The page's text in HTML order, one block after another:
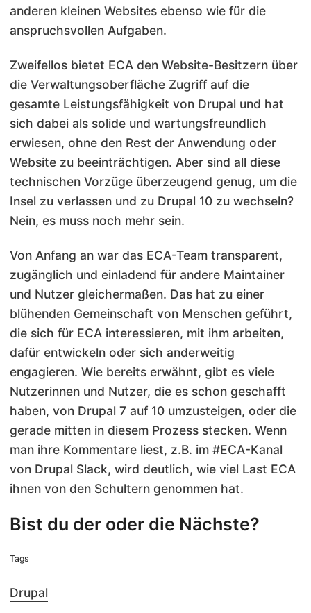
anderen kleinen Websites ebenso wie für die
anspruchsvollen Aufgaben.
Zweifellos bietet ECA den Website-Besitzern über
die Verwaltungsoberfläche Zugriff auf die
gesamte Leistungsfähigkeit von Drupal und hat
sich dabei als solide und wartungsfreundlich
erwiesen, ohne den Rest der Anwendung oder
Website zu beeinträchtigen. Aber sind all diese
technischen Vorzüge überzeugend genug, um die
Insel zu verlassen und zu Drupal 10 zu wechseln?
Nein, es muss noch mehr sein.
Von Anfang an war das ECA-Team transparent,
zugänglich und einladend für andere Maintainer
und Nutzer gleichermaßen. Das hat zu einer
blühenden Gemeinschaft von Menschen geführt,
die sich für ECA interessieren, mit ihm arbeiten,
dafür entwickeln oder sich anderweitig
engagieren. Wie bereits erwähnt, gibt es viele
Nutzerinnen und Nutzer, die es schon geschafft
haben, von Drupal 7 auf 10 umzusteigen, oder die
gerade mitten in diesem Prozess stecken. Wenn
man ihre Kommentare liest, z.B. im #ECA-Kanal
von Drupal Slack, wird deutlich, wie viel Last ECA
ihnen von den Schultern genommen hat.
Bist du der oder die Nächste?
Tags
Drupal